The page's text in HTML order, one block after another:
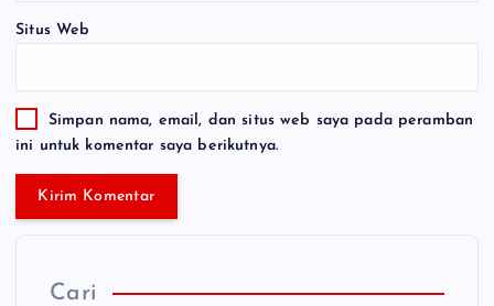
Situs Web
Simpan nama, email, dan situs web saya pada peramban
ini untuk komentar saya berikutnya.
Cari